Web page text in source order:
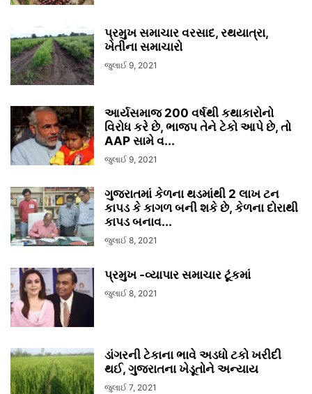
પ્રમુખ સમાચાર વરસાદ, રથયાત્રા,
ખેતીના સમાચારો
જુલાઈ 9, 2021
આર્યસમાજ 200 વર્ષથી કથાકારોનો
વિરોધ કરે છે, ભાજપ તેને ટેકો આપે છે, તો
AAP સામે વ...
જુલાઈ 9, 2021
ગુજરાતમાં કેળના થડમાંથી 2 લાખ ટન
કાપડ કે કાગળ બની શકે છે, કેળના દોરાથી
કાપડ બનાવ...
જુલાઈ 8, 2021
પ્રમુખ -વ્યાપાર સમાચાર ટૂંકમાં
જુલાઈ 8, 2021
ડાંગરની ટેકાના ભાવે અડધો ટકો ખરીદી
થઈ, ગુજરાતના ખેડૂતોને અન્યાય
જુલાઈ 7, 2021